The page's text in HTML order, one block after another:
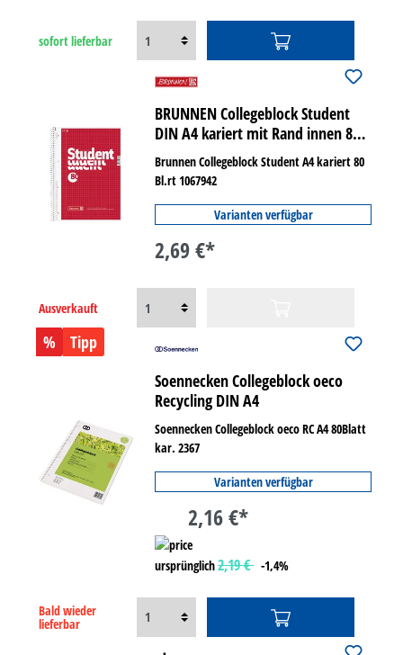
sofort lieferbar
BRUNNEN Collegeblock Student
DIN A4 kariert mit Rand innen 80
Bl.
Brunnen Collegeblock Student A4 kariert 80
Bl.rt 1067942
Varianten verfügbar
2,69 €*
Ausverkauft
%
Tipp
Soennecken Collegeblock oeco
Recycling DIN A4
Soennecken Collegeblock oeco RC A4 80Blatt
kar. 2367
Varianten verfügbar
2,16 €*
ursprünglich2,19 € -1,4%
Bald wieder
lieferbar